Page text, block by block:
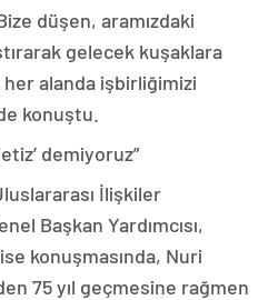
düşen, aramızdaki
gelecek kuşaklara
alanda işbirliğimizi
konuştu.
demiyoruz”
İlişkiler
Başkan Yardımcısı,
konuşmasında, Nuri
75 yıl geçmesine rağmen